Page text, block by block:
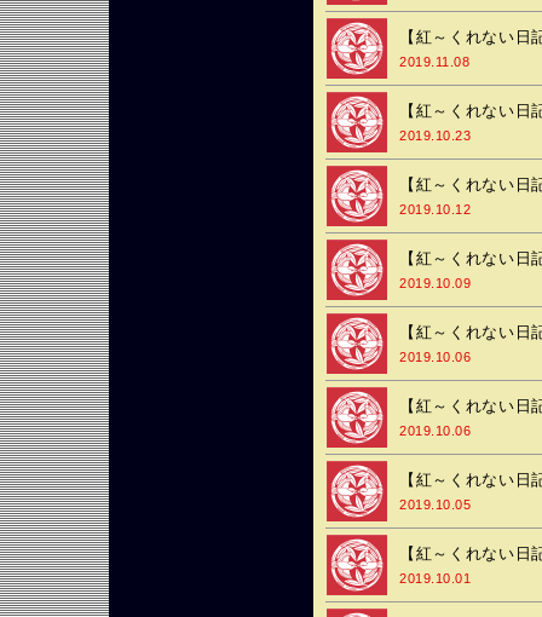
【紅～くれない
2019.11.08
【紅～くれない
2019.10.23
【紅～くれない
2019.10.12
【紅～くれない
2019.10.09
【紅～くれない
2019.10.06
【紅～くれない
2019.10.06
【紅～くれない
2019.10.05
【紅～くれない
2019.10.01